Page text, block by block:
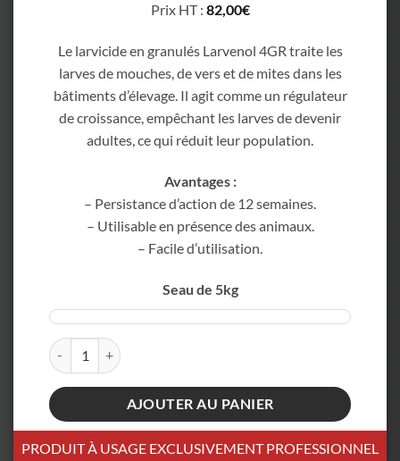
Prix HT : 82,00€
Le larvicide en granulés Larvenol 4GR traite les
larves de mouches, de vers et de mites dans les
bâtiments d’élevage. Il agit comme un régulateur
de croissance, empêchant les larves de devenir
adultes, ce qui réduit leur population.
Avantages :
– Persistance d’action de 12 semaines.
– Utilisable en présence des animaux.
– Facile d’utilisation.
Seau de 5kg
quantité de LodiGroup - Larvenol
AJOUTER AU PANIER
PRODUIT À USAGE EXCLUSIVEMENT PROFESSIONNEL